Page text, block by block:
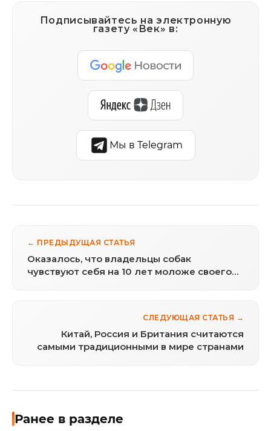
Подписывайтесь на электронную
газету «Век» в:
Мы в Telegram
← ПРЕДЫДУЩАЯ СТАТЬЯ
Оказалось, что владельцы собак
чувствуют себя на 10 лет моложе своего
СЛЕДУЮЩАЯ СТАТЬЯ →
Китай, Россия и Британия считаются
самыми традиционными в мире странами
Ранее в разделе